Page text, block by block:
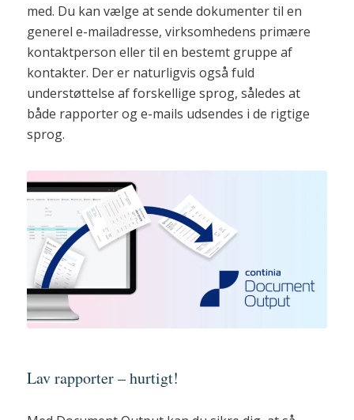
med. Du kan vælge at sende dokumenter til en
generel e-mailadresse, virksomhedens primære
kontaktperson eller til en bestemt gruppe af
kontakter. Der er naturligvis også fuld
understøttelse af forskellige sprog, således at
både rapporter og e-mails udsendes i de rigtige
sprog.
Lav rapporter – hurtigt!